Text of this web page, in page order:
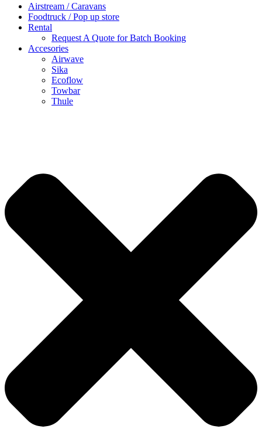
Airstream / Caravans
Foodtruck / Pop up store
Rental
Request A Quote for Batch Booking
Accesories
Airwave
Sika
Ecoflow
Towbar
Thule